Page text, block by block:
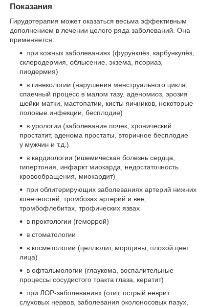
Показания
Гирудотерапия может оказаться весьма эффективным
дополнением в лечении целого ряда заболеваний. Она
применяется:
при кожных заболеваниях (фурунклёз, карбункулёз,
склеродермия, облысение, экзема, псориаз,
пиодермия)
в гинекологии (нарушения менструального цикла,
спаечный процесс в малом тазу, аденомиоз, эрозия
шейки матки, мастопатии, кисты яичников, некоторые
половые инфекции, бесплодие)
в урологии (заболевания почек, хронический
простатит, аденома простаты, вторичное бесплодие
у мужчин и т.д.)
в кардиологии (ишемическая болезнь сердца,
гипертония, инфаркт миокарда, недостаточность
кровообращения, миокардит)
при облитерирующих заболеваниях артерий нижних
конечностей, тромбозах артерий и вен,
тромбофлебитах, трофических язвах
в проктологии (геморрой)
в стоматологии
в косметологии (целлюлит, морщины, плохой цвет
лица)
в офтальмологии (глаукома, воспалительные
процессы сосудистого тракта глаза, кератит)
при ЛОР-заболеваниях (отит, острый неврит
слуховых нервов, заболевания околоносовых пазух,